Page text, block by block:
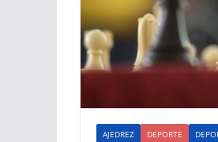
AJEDREZ DEPORTE